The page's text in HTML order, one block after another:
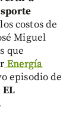
costos de
Miguel
que
Energía
episodio de
EL